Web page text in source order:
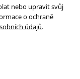
nebo upravit svůj
o ochraně
údajů.